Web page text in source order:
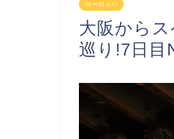
ヨーロッパ
大阪から
巡り!7日目